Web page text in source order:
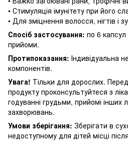
• Стимуляція імунітету при його
• Для зміцнення волосся, нігтів і
Спосіб застосування: по 6
прийоми.
Протипоказання: Індивідуальна
компонентів.
Увага! Тільки для дорослих.
продукту проконсультуйтеся з
годуванні грудьми, прийомі інших
захворювань.
Умови зберігання: Зберігати в
недоступному для дітей місці